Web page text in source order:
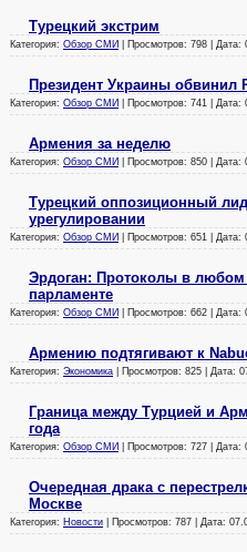
Турецкий экстрим
Категория: Обзор СМИ | Просмотров: 798 | Дата:
Президент Украины обвинил
Категория: Обзор СМИ | Просмотров: 741 | Дата:
Армения за неделю
Категория: Обзор СМИ | Просмотров: 850 | Дата:
Турецкий оппозиционный
урегулировании
Категория: Обзор СМИ | Просмотров: 651 | Дата:
Эрдоган: Протоколы в
парламенте
Категория: Обзор СМИ | Просмотров: 662 | Дата:
Армению подтягивают к
Категория: Экономика | Просмотров: 825 | Дата:
Граница между Турцией и
года
Категория: Обзор СМИ | Просмотров: 727 | Дата:
Очередная драка с
Москве
Категория: Новости | Просмотров: 787 | Дата: